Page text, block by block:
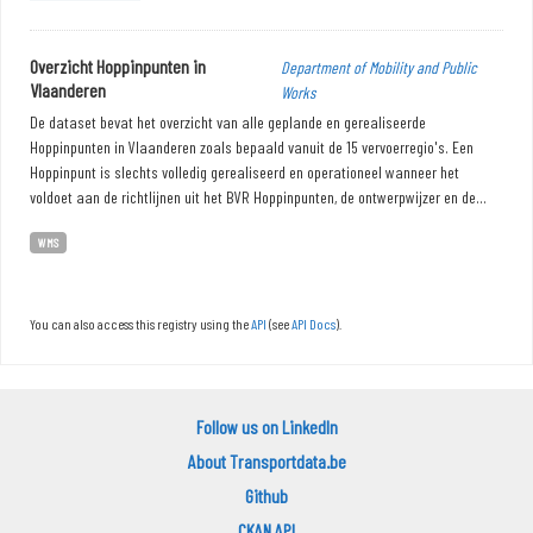
Overzicht Hoppinpunten in
Vlaanderen
Department of Mobility and Public
Works
De dataset bevat het overzicht van alle geplande en gerealiseerde
Hoppinpunten in Vlaanderen zoals bepaald vanuit de 15 vervoerregio's. Een
Hoppinpunt is slechts volledig gerealiseerd en operationeel wanneer het
voldoet aan de richtlijnen uit het BVR Hoppinpunten, de ontwerpwijzer en de...
WMS
You can also access this registry using theAPI (seeAPI Docs).
Follow us on LinkedIn
About Transportdata.be
Github